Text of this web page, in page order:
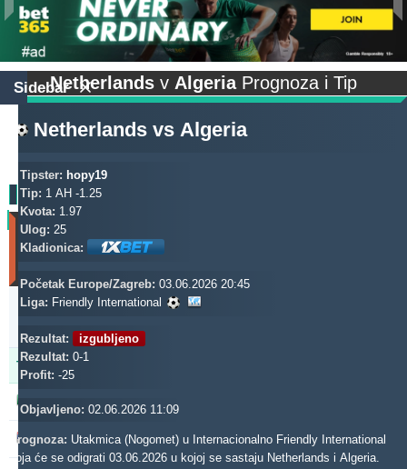
Netherlands v AlgeriaPrognoza i Tip
Netherlands vs Algeria
Tipster: hopy19
Tip: 1 AH -1.25
Kvota: 1.97
Ulog: 25
Kladionica:
Početak Europe/Zagreb: 03.06.2026 20:45
Liga: Friendly International
Rezultat:
izgubljeno
Rezultat: 0-1
Profit: -25
Objavljeno: 02.06.2026 11:09
Prognoza: Utakmica (Nogomet) u Internacionalno Friendly International
koja će se odigrati 03.06.2026 u kojoj se sastaju Netherlands i Algeria.
Sidebar
Profit
(Zadnjih
30
Updated:
17m
Tipster
noja57 484.98 -1.59 %